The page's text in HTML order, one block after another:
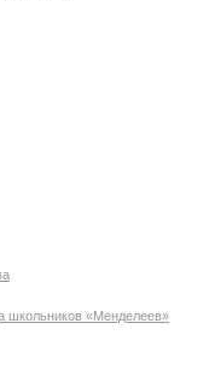
школьников «Менделеев»